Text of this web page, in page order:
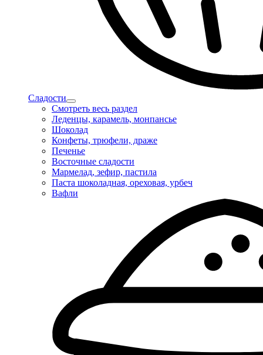
Сладости
Смотреть весь раздел
Леденцы, карамель, монпансье
Шоколад
Конфеты, трюфели, драже
Печенье
Восточные сладости
Мармелад, зефир, пастила
Паста шоколадная, ореховая, урбеч
Вафли